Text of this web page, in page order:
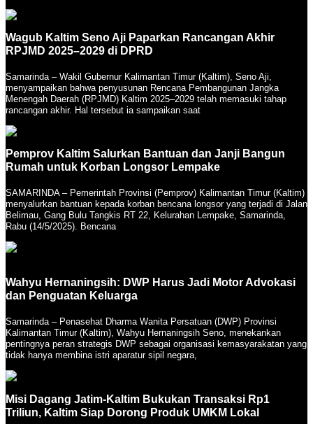
Wagub Kaltim Seno Aji Paparkan Rancangan Akhir
RPJMD 2025–2029 di DPRD
Samarinda – Wakil Gubernur Kalimantan Timur (Kaltim), Seno Aji,
menyampaikan bahwa penyusunan Rencana Pembangunan Jangka
Menengah Daerah (RPJMD) Kaltim 2025–2029 telah memasuki tahap
rancangan akhir. Hal tersebut ia sampaikan saat
Pemprov Kaltim Salurkan Bantuan dan Janji Bangun
Rumah untuk Korban Longsor Lempake
SAMARINDA – Pemerintah Provinsi (Pemprov) Kalimantan Timur (Kaltim)
menyalurkan bantuan kepada korban bencana longsor yang terjadi di Jalan
Belimau, Gang Bulu Tangkis RT 22, Kelurahan Lempake, Samarinda,
Rabu (14/5/2025). Bencana
Wahyu Hernaningsih: DWP Harus Jadi Motor Advokasi
dan Penguatan Keluarga
Samarinda – Penasehat Dharma Wanita Persatuan (DWP) Provinsi
Kalimantan Timur (Kaltim), Wahyu Hernaningsih Seno, menekankan
pentingnya peran strategis DWP sebagai organisasi kemasyarakatan yang
tidak hanya membina istri aparatur sipil negara,
Misi Dagang Jatim-Kaltim Bukukan Transaksi Rp1
Triliun, Kaltim Siap Dorong Produk UMKM Lokal